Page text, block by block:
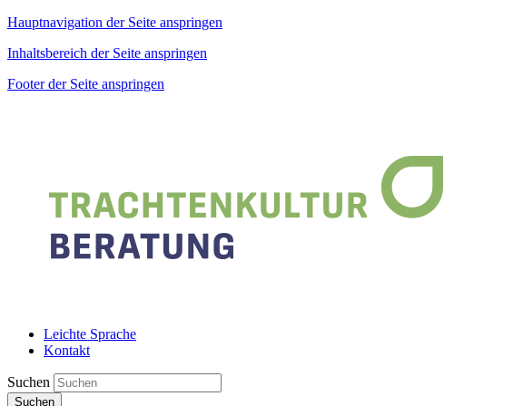
Hauptnavigation der Seite anspringen
Inhaltsbereich der Seite anspringen
Footer der Seite anspringen
Leichte Sprache
Kontakt
Suchen
Suchen